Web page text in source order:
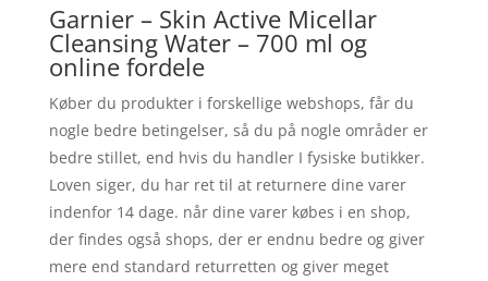
Garnier – Skin Active Micellar
Cleansing Water – 700 ml og
online fordele
Køber du produkter i forskellige webshops, får du
nogle bedre betingelser, så du på nogle områder er
bedre stillet, end hvis du handler I fysiske butikker.
Loven siger, du har ret til at returnere dine varer
indenfor 14 dage. når dine varer købes i en shop,
der findes også shops, der er endnu bedre og giver
mere end standard returretten og giver meget